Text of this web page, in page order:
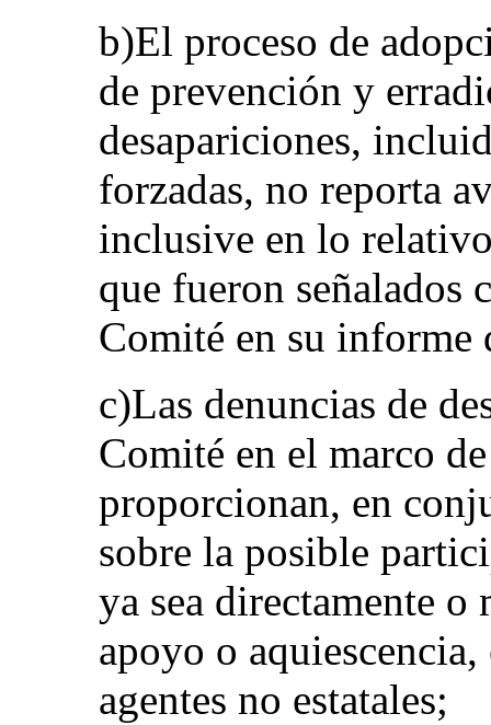
b)El proceso de
de prevención y
desapariciones,
forzadas, no reporta
inclusive en lo
que fueron
Comité en su informe
c)Las denuncias de
Comité en el marco
proporcionan, en
sobre la posible
ya sea directamente
apoyo o
agentes no estatales;